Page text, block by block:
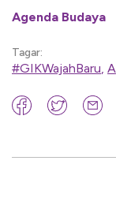
Agenda Budaya
Tagar:
#GIKWajahBaru,